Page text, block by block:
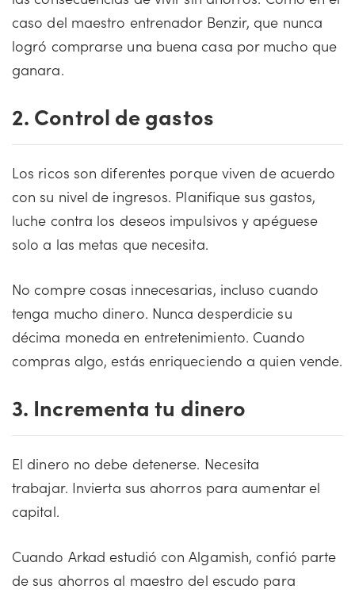
caso del maestro entrenador Benzir, que nunca
logró comprarse una buena casa por mucho que
ganara.
2. Control de gastos
Los ricos son diferentes porque viven de acuerdo
con su nivel de ingresos. Planifique sus gastos,
luche contra los deseos impulsivos y apéguese
solo a las metas que necesita.
No compre cosas innecesarias, incluso cuando
tenga mucho dinero. Nunca desperdicie su
décima moneda en entretenimiento. Cuando
compras algo, estás enriqueciendo a quien vende.
3. Incrementa tu dinero
El dinero no debe detenerse. Necesita
trabajar. Invierta sus ahorros para aumentar el
capital.
Cuando Arkad estudió con Algamish, confió parte
de sus ahorros al maestro del escudo para